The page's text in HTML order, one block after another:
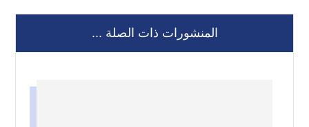
المنشورات ذات الصلة ...